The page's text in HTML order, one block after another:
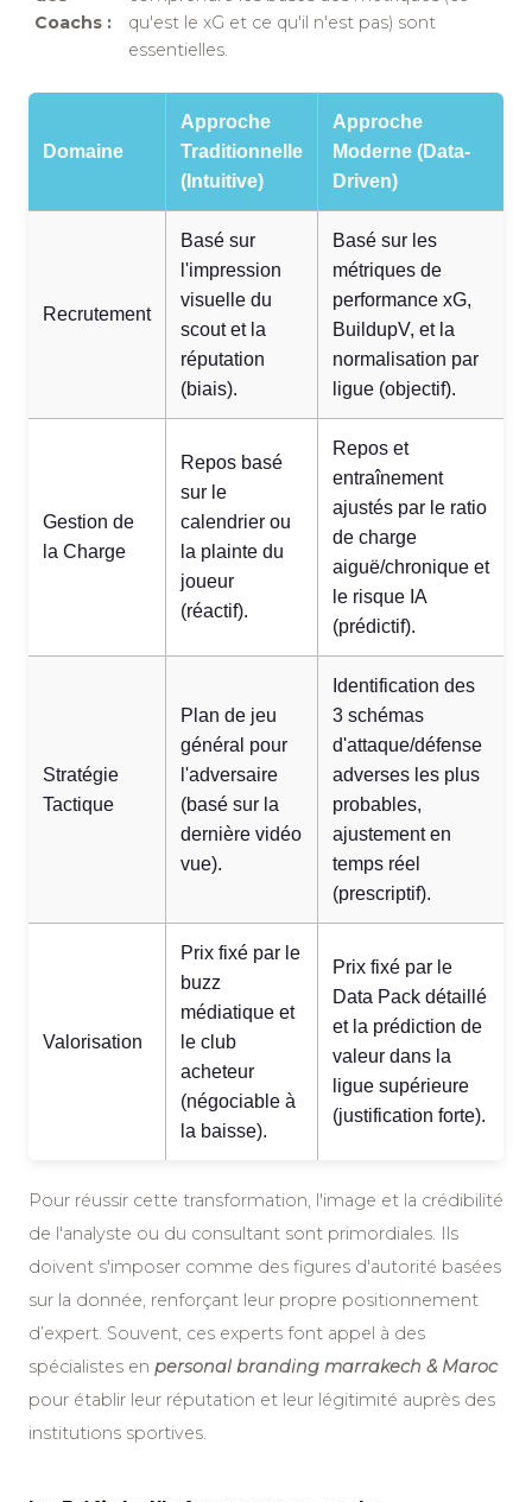
Coachs :
qu'est le xG et ce qu'il n'est pas) sont
essentielles.
Domaine
Approche
Traditionnelle
(Intuitive)
Approche
Moderne (Data-
Driven)
Recrutement
Basé sur
l'impression
visuelle du
scout et la
réputation
(biais).
Basé sur les
métriques de
performance xG,
BuildupV, et la
normalisation par
ligue (objectif).
Gestion de
la Charge
Repos basé
sur le
calendrier ou
la plainte du
joueur
(réactif).
Repos et
entraînement
ajustés par le ratio
de charge
aiguë/chronique et
le risque IA
(prédictif).
Stratégie
Tactique
Plan de jeu
général pour
l'adversaire
(basé sur la
dernière vidéo
vue).
Identification des
3 schémas
d'attaque/défense
adverses les plus
probables,
ajustement en
temps réel
(prescriptif).
Valorisation
Prix fixé par le
buzz
médiatique et
le club
acheteur
(négociable à
la baisse).
Prix fixé par le
Data Pack détaillé
et la prédiction de
valeur dans la
ligue supérieure
(justification forte).
Pour réussir cette transformation, l'image et la crédibilité
de l'analyste ou du consultant sont primordiales. Ils
doivent s'imposer comme des figures d'autorité basées
sur la donnée, renforçant leur propre positionnement
d’expert. Souvent, ces experts font appel à des
spécialistes en personal branding marrakech & Maroc
pour établir leur réputation et leur légitimité auprès des
institutions sportives.